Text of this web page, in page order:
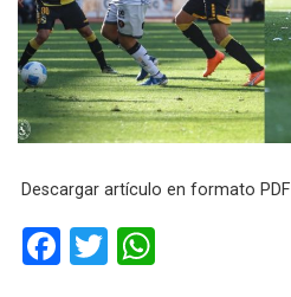
Descargar artículo en formato PDF
F
T